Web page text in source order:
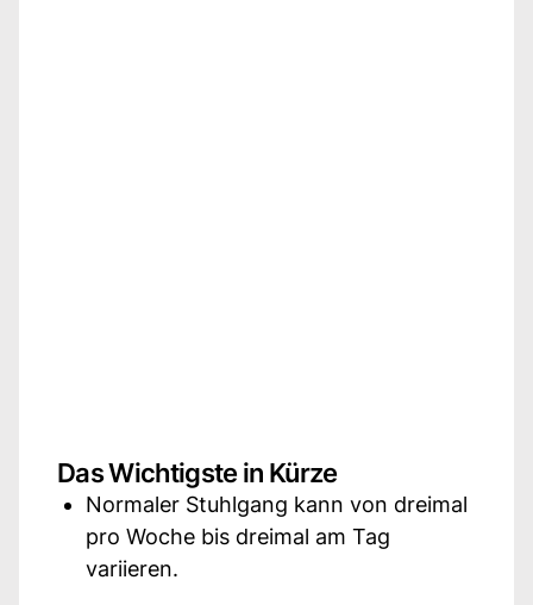
Das Wichtigste in Kürze
Normaler Stuhlgang kann von dreimal
pro Woche bis dreimal am Tag
variieren.